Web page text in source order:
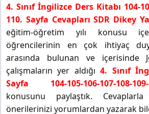
4. Sınıf İngilizce Ders Kitabı 104-
110. Sayfa Cevapları SDR Dikey
eğitim-öğretim yılı konusu
öğrencilerinin en çok ihtiyaç
arasında bulunan ve içerisinde
çalışmaların yer aldığı4. Sınıf
Sayfa 104-105-106-107-108-
konusunu paylaştık.
önerilerinizi yorumlardan yazarak